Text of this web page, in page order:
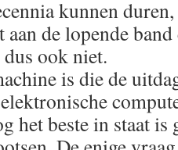
kunnen
de lopende
ook niet.
is die de
het beste in staat is